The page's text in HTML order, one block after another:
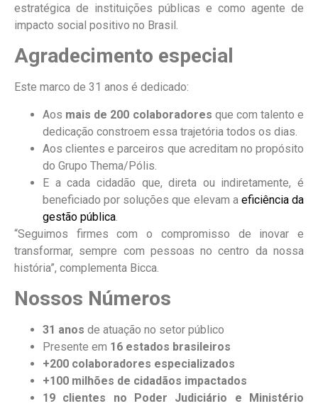
estratégica de instituições públicas e como agente de
impacto social positivo no Brasil.
Agradecimento especial
Este marco de 31 anos é dedicado:
Aos mais de 200 colaboradores que com talento e
dedicação constroem essa trajetória todos os dias.
Aos clientes e parceiros que acreditam no propósito
do Grupo Thema/Pólis.
E a cada cidadão que, direta ou indiretamente, é
beneficiado por soluções que elevam a eficiência da
gestão pública
“Seguimos firmes com o compromisso de inovar e
transformar, sempre com pessoas no centro da nossa
história”, complementa Bicca.
Nossos Números
31 anos de atuação no setor público
Presente em 16 estados brasileiros
+200 colaboradores especializados
+100 milhões de cidadãos impactados
19 clientes no Poder Judiciário e Ministério